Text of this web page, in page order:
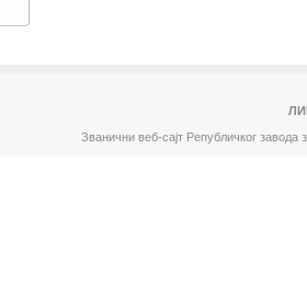
Званични веб-сајт Републичког